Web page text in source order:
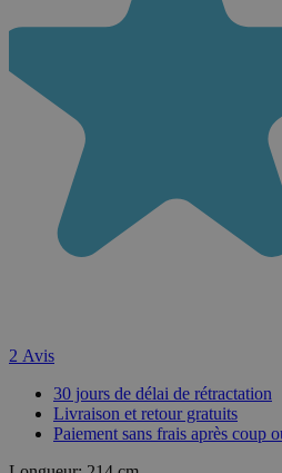
2 Avis
30 jours de délai de rétractation
Livraison et retour gratuits
Paiement sans frais après coup